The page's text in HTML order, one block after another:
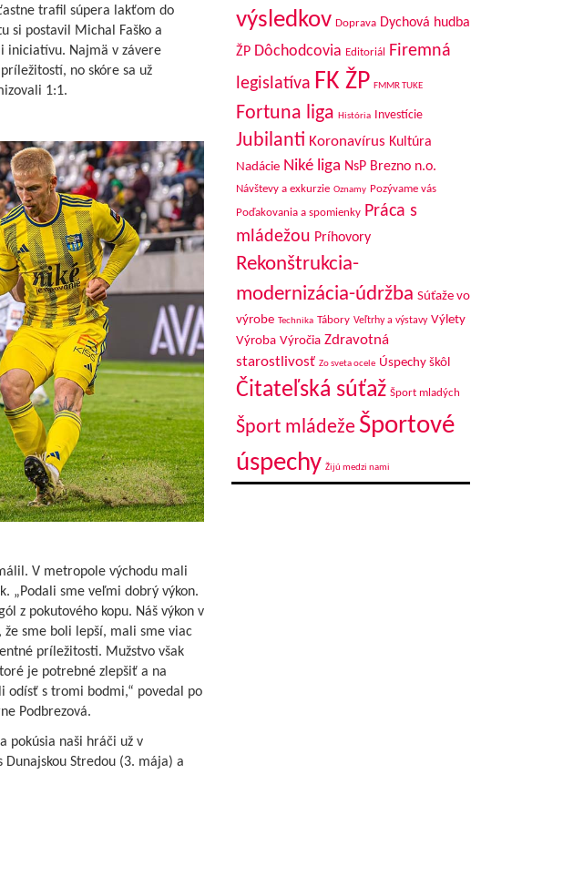
trafil súpera lakťom do
si postavil Michal Faško a
iniciatívu. Najmä v závere
no skóre sa už
1:1.
V metropole východu mali
„Podali sme veľmi dobrý výkon.
z pokutového kopu. Náš výkon v
sme boli lepší, mali sme viac
príležitosti. Mužstvo však
je potrebné zlepšiť a na
odísť s tromi bodmi,“ povedal po
Podbrezová.
pokúsia naši hráči už v
Stredou (3. mája) a
výsledkov Doprava Dychová hudba
ŽP Dôchodcovia Editoriál
Firemná
legislatíva FK ŽP FMMR TUKE
Fortuna liga História Investície
Jubilanti Koronavírus Kultúra
Nadácie Niké liga NsP Brezno n.o.
Návštevy a exkurzie Oznamy Pozývame vás
Poďakovania a spomienky Práca s
mládežou Príhovory
Rekonštrukcia-
modernizácia-údržba Súťaže vo
výrobe Technika Tábory Veľtrhy a výstavy Výlety
Výroba Výročia Zdravotná
starostlivosť Zo sveta ocele Úspechy škôl
Čitateľská súťaž Šport mladých
Šport mládeže Športové
úspechy Žijú medzi nami